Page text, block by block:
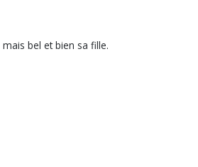
bel et bien sa fille.